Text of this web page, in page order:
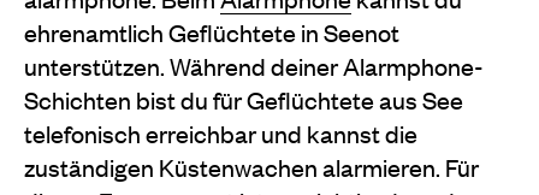
ehrenamtlich Geflüchtete in Seenot
unterstützen. Während deiner Alarmphone-
Schichten bist du für Geflüchtete aus See
telefonisch erreichbar und kannst die
zuständigen Küstenwachen alarmieren. Für